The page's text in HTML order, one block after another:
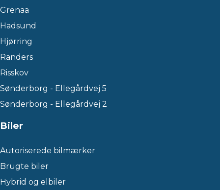
Grenaa
Hadsund
Hjørring
Randers
Risskov
Sønderborg - Ellegårdvej 5
Sønderborg - Ellegårdvej 2
Biler
Autoriserede bilmærker
Brugte biler
Hybrid og elbiler